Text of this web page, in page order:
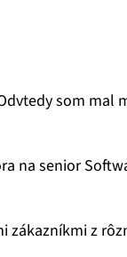
som mal
na senior
zákazníkmi z